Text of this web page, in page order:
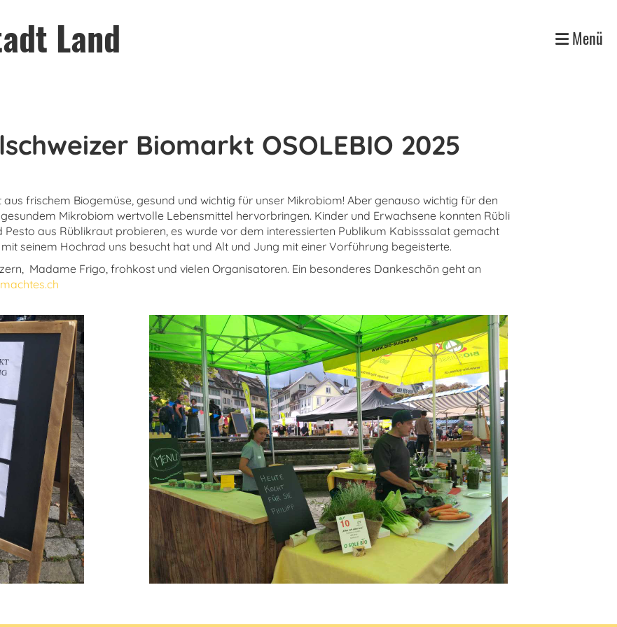
Land Menü
Biomarkt OSOLEBIO 2025
frischem Biogemüse, gesund und wichtig für unser Mikrobiom! Aber genauso wichtig für den
Mikrobiom wertvolle Lebensmittel hervorbringen. Kinder und Erwachsene konnten Rübli
aus Rüblikraut probieren, es wurde vor dem interessierten Publikum Kabisssalat gemacht
seinem Hochrad uns besucht hat und Alt und Jung mit einer Vorführung begeisterte.
Madame Frigo, frohkost und vielen Organisatoren. Ein besonderes Dankeschön geht an